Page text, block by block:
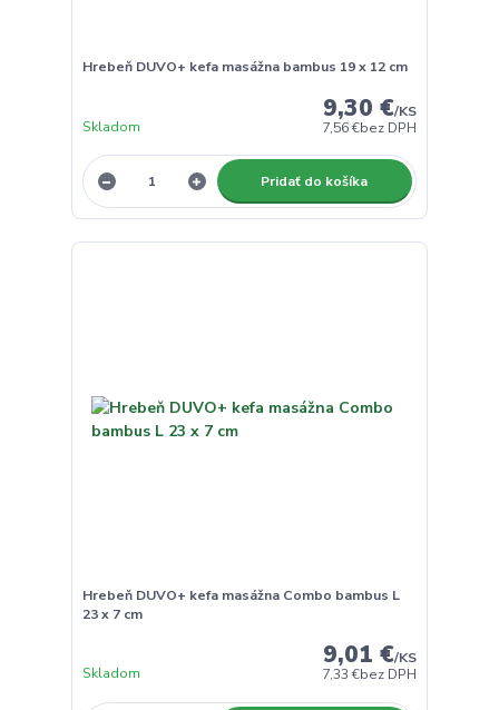
Hrebeň DUVO+ kefa masážna bambus 19 x 12 cm
9,30 €/KS
7,56 €bez DPH
Skladom
Pridať do košíka
Hrebeň DUVO+ kefa masážna Combo bambus L
23 x 7 cm
9,01 €/KS
7,33 €bez DPH
Skladom